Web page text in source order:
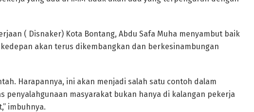
( Disnaker) Kota Bontang, Abdu Safa Muha menyambut baik
akan terus dikembangkan dan berkesinambungan
Harapannya, ini akan menjadi salah satu contoh dalam
penyalahgunaan masyarakat bukan hanya di kalangan pekerja
imbuhnya.